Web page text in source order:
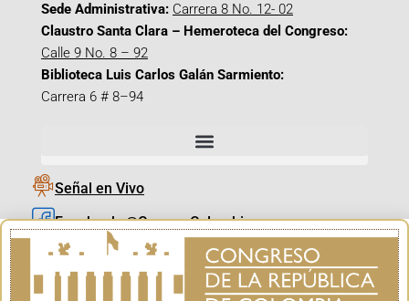
Sede Administrativa: Carrera 8 No. 12- 02
Claustro Santa Clara – Hemeroteca del Congreso:
Calle 9 No. 8 – 92
Biblioteca Luis Carlos Galán Sarmiento:
Carrera 6 # 8–94
Señal en Vivo
Facebook_@CamaraColombia
Instagram_@CamaraColombia
X_@CamaraColombia